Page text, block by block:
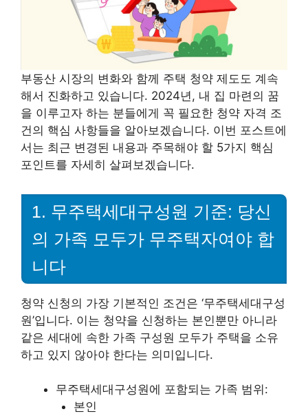
부동산 시장의 변화와 함께 주택 청약 제도도 계속
해서 진화하고 있습니다. 2024년, 내 집 마련의 꿈
을 이루고자 하는 분들에게 꼭 필요한 청약 자격 조
건의 핵심 사항들을 알아보겠습니다. 이번 포스트에
서는 최근 변경된 내용과 주목해야 할 5가지 핵심
포인트를 자세히 살펴보겠습니다.
1. 무주택세대구성원 기준: 당신
의 가족 모두가 무주택자여야 합
니다
청약 신청의 가장 기본적인 조건은 ‘무주택세대구성
원’입니다. 이는 청약을 신청하는 본인뿐만 아니라
같은 세대에 속한 가족 구성원 모두가 주택을 소유
하고 있지 않아야 한다는 의미입니다.
무주택세대구성원에 포함되는 가족 범위:
본인